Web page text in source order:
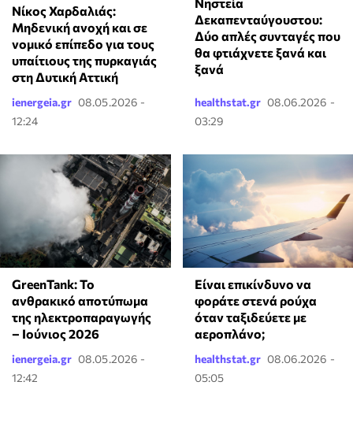
Νίκος Χαρδαλιάς:
Μηδενική ανοχή και σε
νομικό επίπεδο για τους
υπαίτιους της πυρκαγιάς
στη Δυτική Αττική
ienergeia.gr 08.05.2026 -
12:24
Δεκαπενταύγουστου:
Δύο απλές συνταγές που
θα φτιάχνετε ξανά και
ξανά
healthstat.gr 08.06.2026 -
03:29
GreenTank: Το
ανθρακικό αποτύπωμα
της ηλεκτροπαραγωγής
– Ιούνιος 2026
ienergeia.gr 08.05.2026 -
12:42
⁠Είναι επικίνδυνο να
φοράτε στενά ρούχα
όταν ταξιδεύετε με
αεροπλάνο;
healthstat.gr 08.06.2026 -
05:05